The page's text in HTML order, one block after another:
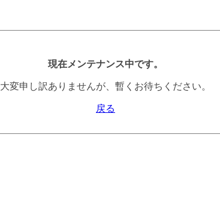
現在メンテナンス中です。
大変申し訳ありませんが、暫くお待ちください。
戻る